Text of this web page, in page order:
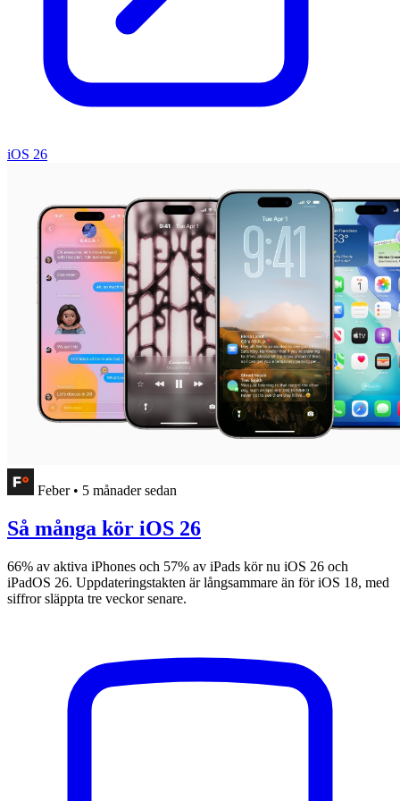
iOS 26
Feber • 5 månader sedan
Så många kör iOS 26
66% av aktiva iPhones och 57% av iPads kör nu iOS 26 och
iPadOS 26. Uppdateringstakten är långsammare än för iOS 18, med
siffror släppta tre veckor senare.